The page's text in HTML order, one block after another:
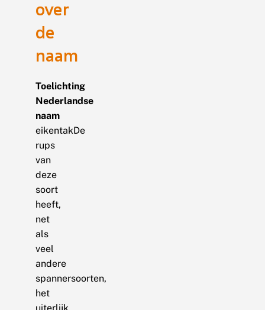
over
de
naam
Toelichting
Nederlandse
naam
eikentakDe
rups
van
deze
soort
heeft,
net
als
veel
andere
spannersoorten,
het